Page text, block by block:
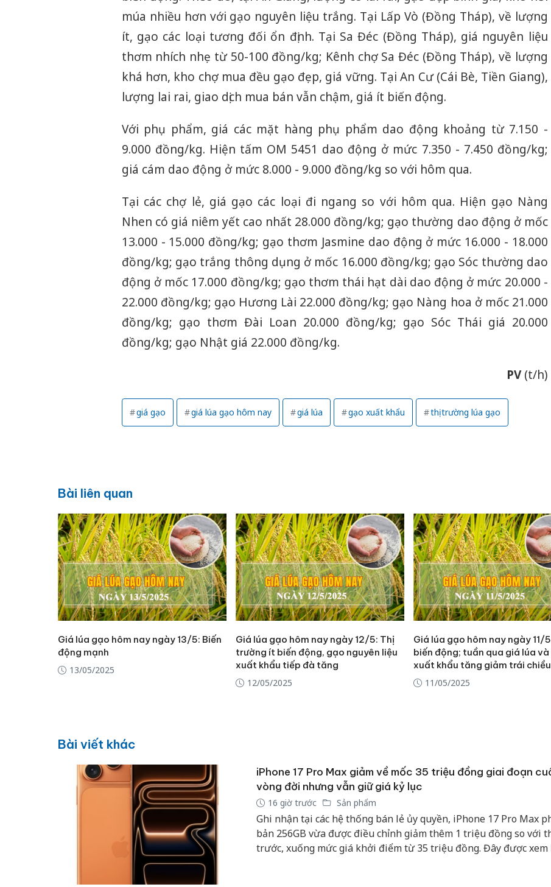
múa nhiều hơn với gạo nguyên liệu trắng. Tại Lấp Vò (Đồng Tháp), về lượng
ít, gạo các loại tương đối ổn định. Tại Sa Đéc (Đồng Tháp), giá nguyên liệu
thơm nhích nhẹ từ 50-100 đồng/kg; Kênh chợ Sa Đéc (Đồng Tháp), về lượng
khá hơn, kho chợ mua đều gạo đẹp, giá vững. Tại An Cư (Cái Bè, Tiền Giang),
lượng lai rai, giao dịch mua bán vẫn chậm, giá ít biến động.
Với phụ phẩm, giá các mặt hàng phụ phẩm dao động khoảng từ 7.150 -
9.000 đồng/kg. Hiện tấm OM 5451 dao động ở mức 7.350 - 7.450 đồng/kg;
giá cám dao động ở mức 8.000 - 9.000 đồng/kg so với hôm qua.
Tại các chợ lẻ, giá gạo các loại đi ngang so với hôm qua. Hiện gạo Nàng
Nhen có giá niêm yết cao nhất 28.000 đồng/kg; gạo thường dao động ở mốc
13.000 - 15.000 đồng/kg; gạo thơm Jasmine dao động ở mức 16.000 - 18.000
đồng/kg; gạo trắng thông dụng ở mốc 16.000 đồng/kg; gạo Sóc thường dao
động ở mốc 17.000 đồng/kg; gạo thơm thái hạt dài dao động ở mức 20.000 -
22.000 đồng/kg; gạo Hương Lài 22.000 đồng/kg; gạo Nàng hoa ở mốc 21.000
đồng/kg; gạo thơm Đài Loan 20.000 đồng/kg; gạo Sóc Thái giá 20.000
đồng/kg; gạo Nhật giá 22.000 đồng/kg.
PV(t/h)
giá gạo giá lúa gạo hôm nay giá lúa gạo xuất khẩu thị trường lúa gạo
Bài liên quan
Giá lúa gạo hôm nay ngày 13/5: Biến
động mạnh
13/05/2025
Giá lúa gạo hôm nay ngày 12/5: Thị
trường ít biến động, gạo nguyên liệu
xuất khẩu tiếp đà tăng
12/05/2025
Giá lúa gạo hôm nay ngày 11/
biến động; tuần qua giá lúa
xuất khẩu tăng giảm trái chiều
11/05/2025
Bài viết khác
iPhone 17 Pro Max giảm về mốc 35 triệu đồng giai đoạn
vòng đời nhưng vẫn giữ giá kỷ lục
16 giờ trước Sản phẩm
Ghi nhận tại các hệ thống bán lẻ ủy quyền, iPhone 17 Pro Max
bản 256GB vừa được điều chỉnh giảm thêm 1 triệu đồng so với
trước, xuống mức giá khởi điểm từ 35 triệu đồng. Đây được xem
Công an
tìm bị hại
bán yến
Moyuum
An
bán hàng